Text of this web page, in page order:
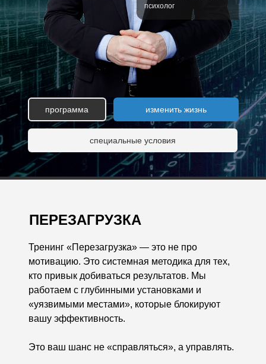
программа изменить жизнь
специальные условия
психолог
ПЕРЕЗАГРУЗКА
Тренинг «Перезагрузка» — это не про
мотивацию. Это системная методика для тех,
кто привык добиваться результатов. Мы
работаем с глубинными установками и
«уязвимыми местами», которые блокируют
вашу эффективность.
Это ваш шанс не «справляться», а управлять.